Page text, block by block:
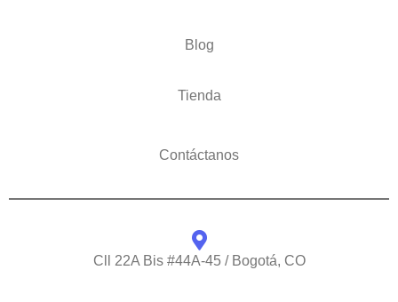
Blog
Tienda
Contáctanos
Cll 22A Bis #44A-45 / Bogotá, CO